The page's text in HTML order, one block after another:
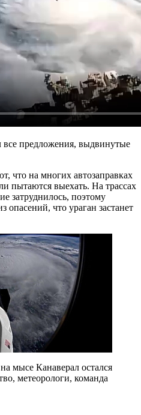
все предложения, выдвинутые
что на многих автозаправках
пытаются выехать. На трассах
затруднилось, поэтому
опасений, что ураган застанет
мысе Канаверал остался
метеорологи, команда